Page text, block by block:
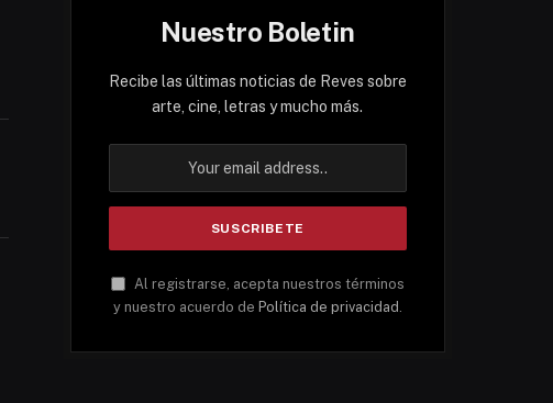
Nuestro Boletin
Recibe las últimas noticias de Reves sobre
arte, cine, letras y mucho más.
Al registrarse, acepta nuestros términos
y nuestro acuerdo de Política de privacidad